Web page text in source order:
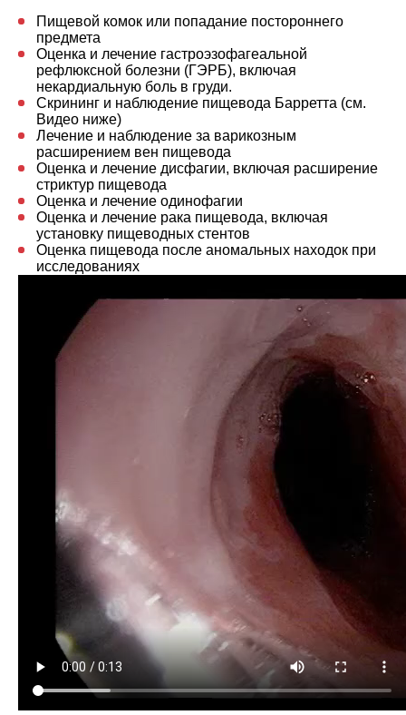
Пищевой комок или попадание постороннего
предмета
Оценка и лечение гастроэзофагеальной
рефлюксной болезни (ГЭРБ), включая
некардиальную боль в груди.
Скрининг и наблюдение пищевода Барретта (см.
Видео ниже)
Лечение и наблюдение за варикозным
расширением вен пищевода
Оценка и лечение дисфагии, включая расширение
стриктур пищевода
Оценка и лечение одинофагии
Оценка и лечение рака пищевода, включая
установку пищеводных стентов
Оценка пищевода после аномальных находок при
исследованиях